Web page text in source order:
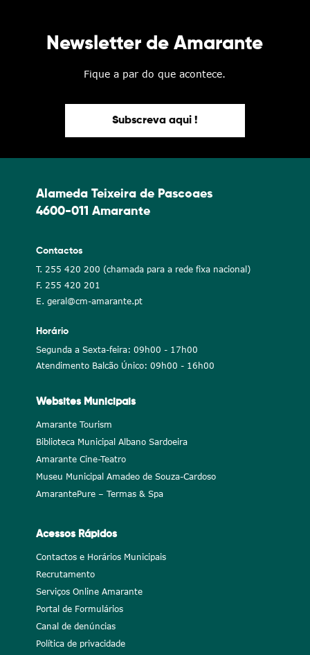
Newsletter de Amarante
Fique a par do que acontece.
Subscreva aqui !
Alameda Teixeira de Pascoaes
4600-011 Amarante
Contactos
T. 255 420 200 (chamada para a rede fixa nacional)
F. 255 420 201
E. geral@cm-amarante.pt
Horário
Segunda a Sexta-feira: 09h00 - 17h00
Atendimento Balcão Único: 09h00 - 16h00
Websites Municipais
Amarante Tourism
Biblioteca Municipal Albano Sardoeira
Amarante Cine-Teatro
Museu Municipal Amadeo de Souza-Cardoso
AmarantePure – Termas & Spa
Acessos Rápidos
Contactos e Horários Municipais
Recrutamento
Serviços Online Amarante
Portal de Formulários
Canal de denúncias
Política de privacidade